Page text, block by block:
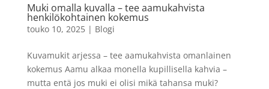
Muki omalla kuvalla – tee aamukahvista
henkilökohtainen kokemus
touko 10, 2025| Blogi
Kuvamukit arjessa – tee aamukahvista omanlainen
kokemus Aamu alkaa monella kupillisella kahvia –
mutta entä jos muki ei olisi mikä tahansa muki?